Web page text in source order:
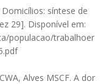
síntese de
29]. Disponível em:
populacao/trabalhoer
Alves MSCF. A dor